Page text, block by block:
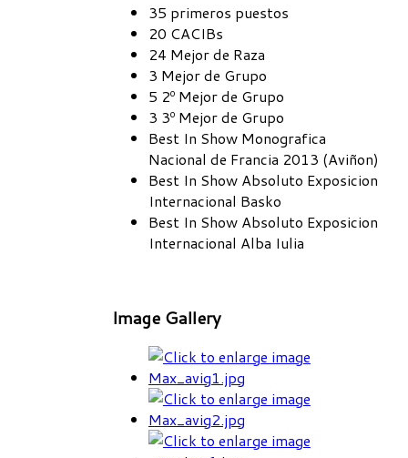
35 primeros puestos
20 CACIBs
24 Mejor de Raza
3 Mejor de Grupo
5 2º Mejor de Grupo
3 3º Mejor de Grupo
Best In Show Monografica
Nacional de Francia 2013 (Aviñon)
Best In Show Absoluto Exposicion
Internacional Basko
Best In Show Absoluto Exposicion
Internacional Alba Iulia
Image Gallery